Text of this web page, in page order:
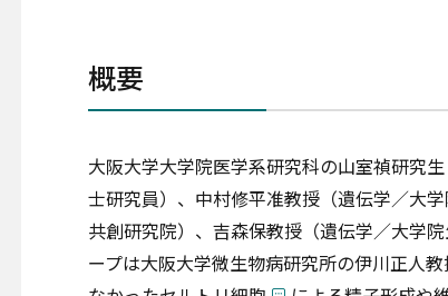
概要
大阪大学大学院医学系研究科の山室禎研究
士研究員）、中村修平准教授（遺伝学／大
共創研究院）、吉森保教授（遺伝学／大学
ープは大阪大学微生物病研究所の伊川正人